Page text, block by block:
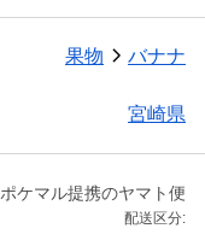
果物 バナナ
宮崎県
ポケマル提携のヤマト便
配送区分: